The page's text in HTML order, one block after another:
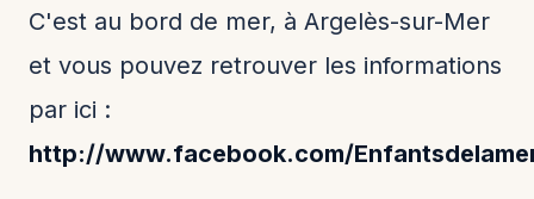
C'est au bord de mer, à Argelès-sur-Mer
et vous pouvez retrouver les informations
par ici :
http://www.facebook.com/